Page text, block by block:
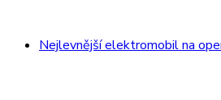
Nejlevnější elektromobil na